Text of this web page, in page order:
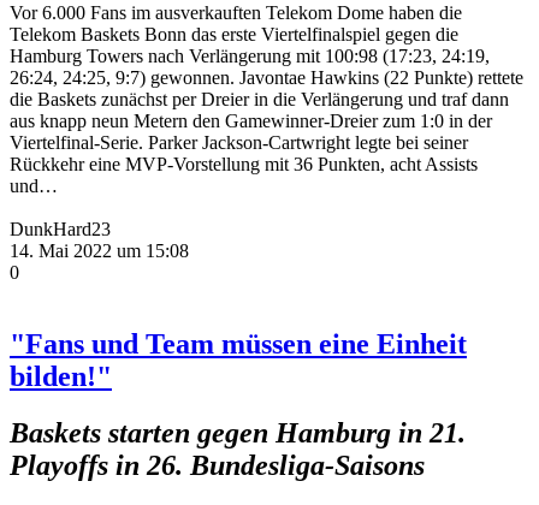
Vor 6.000 Fans im ausverkauften Telekom Dome haben die
Telekom Baskets Bonn das erste Viertelfinalspiel gegen die
Hamburg Towers nach Verlängerung mit 100:98 (17:23, 24:19,
26:24, 24:25, 9:7) gewonnen. Javontae Hawkins (22 Punkte) rettete
die Baskets zunächst per Dreier in die Verlängerung und traf dann
aus knapp neun Metern den Gamewinner-Dreier zum 1:0 in der
Viertelfinal-Serie. Parker Jackson-Cartwright legte bei seiner
Rückkehr eine MVP-Vorstellung mit 36 Punkten, acht Assists
und…
DunkHard23
14. Mai 2022 um 15:08
0
"Fans und Team müssen eine Einheit
bilden!"
Baskets starten gegen Hamburg in 21.
Playoffs in 26. Bundesliga-Saisons